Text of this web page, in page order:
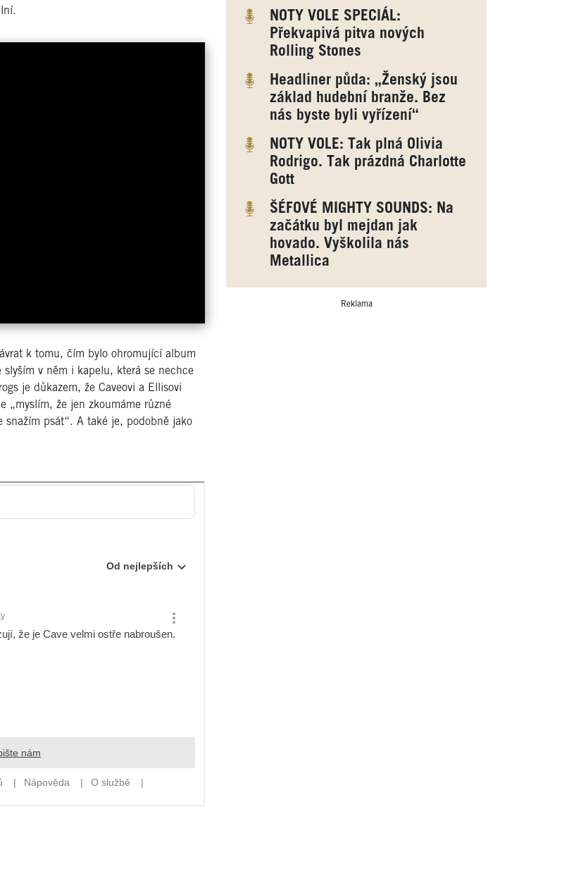
k tomu, čím bylo ohromující album
v něm i kapelu, která se nechce
je důkazem, že Caveovi a Ellisovi
„myslím, že jen zkoumáme různé
psát“. A také je, podobně jako
NOTY VOLE SPECIÁL:
Překvapivá pitva nových
Rolling Stones
Headliner půda: „Ženský jsou
základ hudební branže. Bez
nás byste byli vyřízení“
NOTY VOLE: Tak plná Olivia
Rodrigo. Tak prázdná Charlotte
Gott
ŠÉFOVÉ MIGHTY SOUNDS: Na
začátku byl mejdan jak
hovado. Vyškolila nás
Metallica
Reklama